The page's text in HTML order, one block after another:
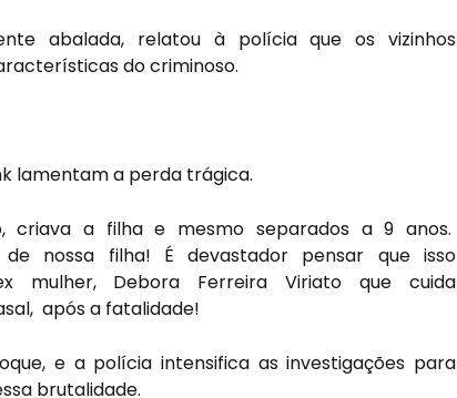
abalada, relatou à polícia que os vizinhos
do criminoso.
lamentam a perda trágica.
criava a filha e mesmo separados a 9 anos.
de nossa filha! É devastador pensar que isso
mulher, Debora Ferreira Viriato que cuida
após a fatalidade!
e a polícia intensifica as investigações para
brutalidade.